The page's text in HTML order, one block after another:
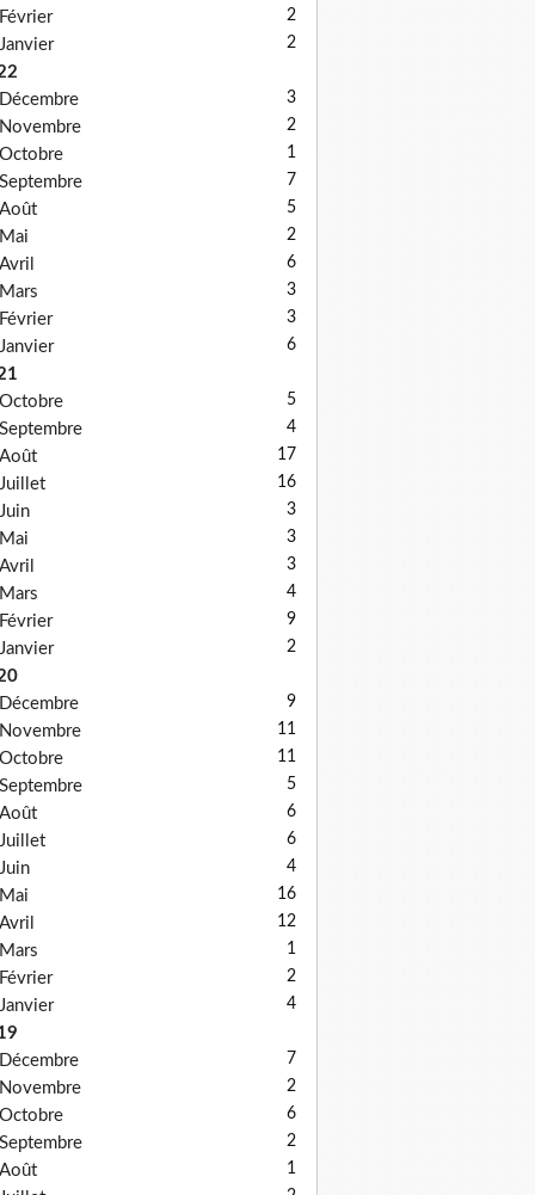
Février 2
Janvier 2
Décembre
3
Novembre 2
Octobre 1
Septembre 7
Août 5
Mai 2
Avril 6
Mars 3
Février 3
Janvier 6
Octobre
5
Septembre 4
Août 17
Juillet 16
Juin 3
Mai 3
Avril 3
Mars 4
Février 9
Janvier 2
Décembre
9
Novembre 11
Octobre 11
Septembre 5
Août 6
Juillet 6
Juin 4
Mai 16
Avril 12
Mars 1
Février 2
Janvier 4
Décembre
7
Novembre 2
Octobre 6
Septembre 2
Août 1